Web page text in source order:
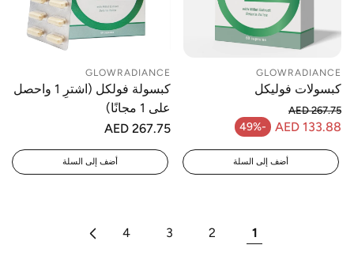
GLOWRADIANCE
كبسولات فوليكل
AED 133.88
-49% سعر البيع
السعر العادي
AED 267.75
أضف إلى السلة
GLOWRADIANCE
كبسولة فولكل (اشترِ 1 واحصل
على 1 مجانًا)
السعر
AED 267.75
أضف إلى السلة
1
2
3
4